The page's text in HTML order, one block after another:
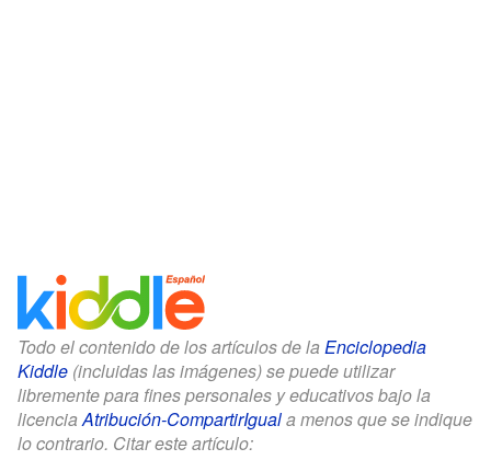
Todo el contenido de los artículos de la Enciclopedia
Kiddle (incluidas las imágenes) se puede utilizar
libremente para fines personales y educativos bajo la
licenciaAtribución-CompartirIguala menos que se indique
lo contrario. Citar este artículo: